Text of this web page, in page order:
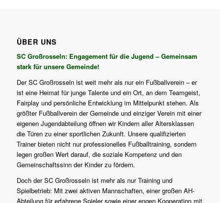
ÜBER UNS
SC Großrosseln: Engagement für die Jugend – Gemeinsam
stark für unsere Gemeinde!
Der SC Großrosseln ist weit mehr als nur ein Fußballverein – er
ist eine Heimat für junge Talente und ein Ort, an dem Teamgeist,
Fairplay und persönliche Entwicklung im Mittelpunkt stehen. Als
größter Fußballverein der Gemeinde und einziger Verein mit einer
eigenen Jugendabteilung öffnen wir Kindern aller Altersklassen
die Türen zu einer sportlichen Zukunft. Unsere qualifizierten
Trainer bieten nicht nur professionelles Fußballtraining, sondern
legen großen Wert darauf, die soziale Kompetenz und den
Gemeinschaftssinn der Kinder zu fördern.
Doch der SC Großrosseln ist mehr als nur Training und
Spielbetrieb: Mit zwei aktiven Mannschaften, einer großen AH-
Abteilung für erfahrene Spieler sowie einer engen Kooperation mit